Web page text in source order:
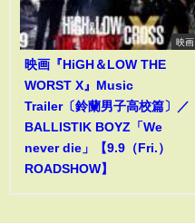
映画
映画『HiGH＆LOW THE
WORST X』Music
Trailer〔鈴蘭男子高校篇〕／
BALLISTIK BOYZ「We
never die」【9.9（Fri.）
ROADSHOW】